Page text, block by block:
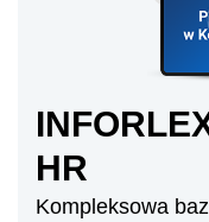
HR
Kompleksowa